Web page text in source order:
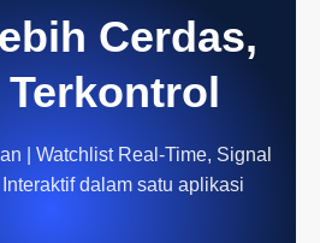
Cerdas,
| Watchlist Real-Time, Signal
dalam satu aplikasi